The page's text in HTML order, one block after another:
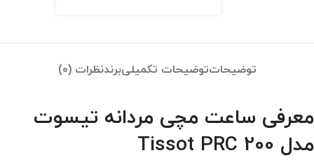
توضیحاتتوضیحات تکمیلیبرندنظرات (0)
معرفی ساعت مچی مردانه تیسوت
مدل Tissot PRC 200